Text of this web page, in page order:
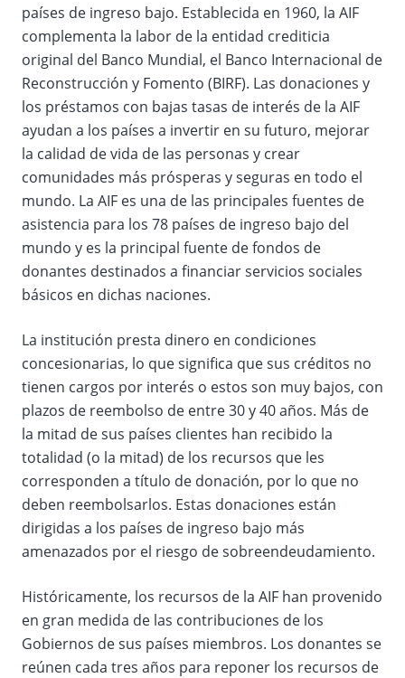
países de ingreso bajo. Establecida en 1960, la AIF
complementa la labor de la entidad crediticia
original del Banco Mundial, el Banco Internacional de
Reconstrucción y Fomento (BIRF). Las donaciones y
los préstamos con bajas tasas de interés de la AIF
ayudan a los países a invertir en su futuro, mejorar
la calidad de vida de las personas y crear
comunidades más prósperas y seguras en todo el
mundo. La AIF es una de las principales fuentes de
asistencia para los 78 países de ingreso bajo del
mundo y es la principal fuente de fondos de
donantes destinados a financiar servicios sociales
básicos en dichas naciones.
La institución presta dinero en condiciones
concesionarias, lo que significa que sus créditos no
tienen cargos por interés o estos son muy bajos, con
plazos de reembolso de entre 30 y 40 años. Más de
la mitad de sus países clientes han recibido la
totalidad (o la mitad) de los recursos que les
corresponden a título de donación, por lo que no
deben reembolsarlos. Estas donaciones están
dirigidas a los países de ingreso bajo más
amenazados por el riesgo de sobreendeudamiento.
Históricamente, los recursos de la AIF han provenido
en gran medida de las contribuciones de los
Gobiernos de sus países miembros. Los donantes se
reúnen cada tres años para reponer los recursos de